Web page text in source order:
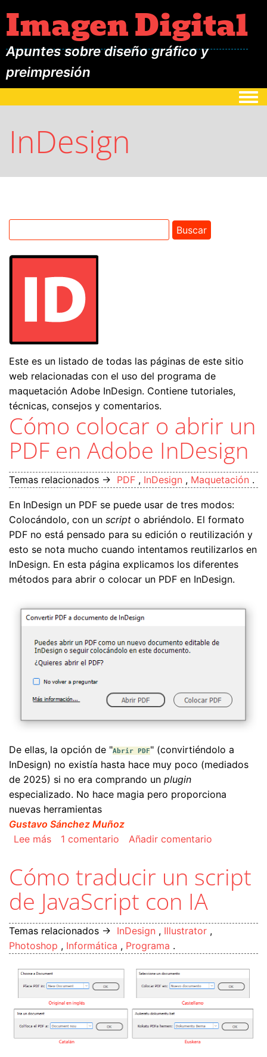
Imagen Digital
Apuntes sobre diseño gráfico y
preimpresión
InDesign
Este es un listado de todas las páginas de este sitio
web relacionadas con el uso del programa de
maquetación Adobe InDesign. Contiene tutoriales,
técnicas, consejos y comentarios.
Cómo colocar o abrir un
PDF en Adobe InDesign
Temas relacionados → PDF , InDesign , Maquetación .
En InDesign un PDF se puede usar de tres modos:
Colocándolo, con un script o abriéndolo. El formato
PDF no está pensado para su edición o reutilización y
esto se nota mucho cuando intentamos reutilizarlos en
InDesign. En esta página explicamos los diferentes
métodos para abrir o colocar un PDF en InDesign.
De ellas, la opción de "Abrir PDF" (convirtiéndolo a
InDesign) no existía hasta hace muy poco (mediados
de 2025) si no era comprando un plugin
especializado. No hace magia pero proporciona
nuevas herramientas
Gustavo Sánchez Muñoz
Lee mássobre Cómo colocar o abrir un PDF en Adobe
1 comentario Añadir comentario
Cómo traducir un script
de JavaScript con IA
Temas relacionados → InDesign , Illustrator ,
Photoshop , Informática , Programa .